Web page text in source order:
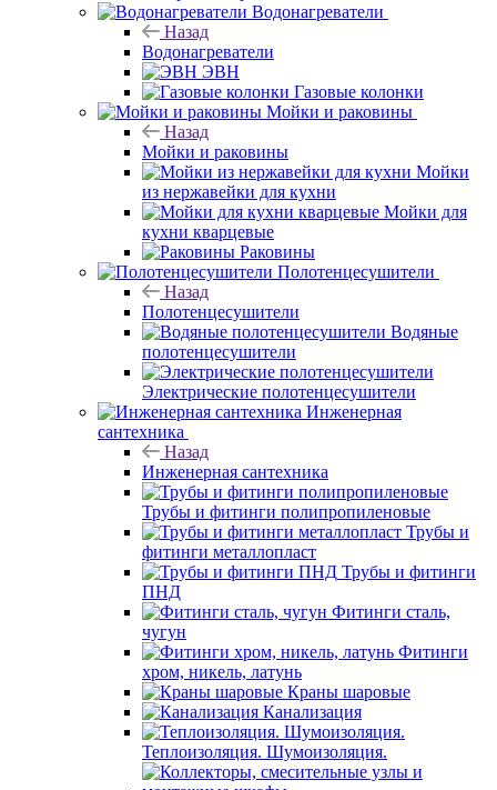
Водонагреватели
Назад
Водонагреватели
ЭВН
Газовые колонки
Мойки и раковины
Назад
Мойки и раковины
Мойки
из нержавейки для кухни
Мойки для
кухни кварцевые
Раковины
Полотенцесушители
Назад
Полотенцесушители
Водяные
полотенцесушители
Электрические полотенцесушители
Инженерная
сантехника
Назад
Инженерная сантехника
Трубы и фитинги полипропиленовые
Трубы и
фитинги металлопласт
Трубы и фитинги
ПНД
Фитинги сталь,
чугун
Фитинги
хром, никель, латунь
Краны шаровые
Канализация
Теплоизоляция. Шумоизоляция.